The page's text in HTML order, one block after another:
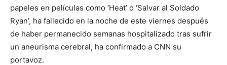
papeles en películas como ‘Heat’ o ‘Salvar al Soldado
Ryan’, ha fallecido en la noche de este viernes después
de haber permanecido semanas hospitalizado tras sufrir
un aneurisma cerebral, ha confirmado a CNN su
portavoz.